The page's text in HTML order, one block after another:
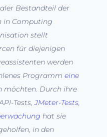
Bestandteil der
in Computing
stellt
für diejenigen
werden
Programm eine
möchten. Durch ihre
Tests,JMeter-Tests,
hat sie
in den